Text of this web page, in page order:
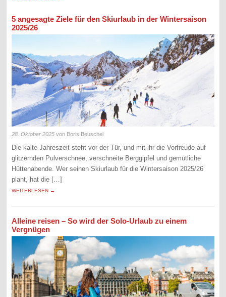
5 angesagte Ziele für den Skiurlaub in der Wintersaison
2025/26
28. Oktober 2025 von Boris Beuschel
Die kalte Jahreszeit steht vor der Tür, und mit ihr die Vorfreude auf
glitzernden Pulverschnee, verschneite Berggipfel und gemütliche
Hüttenabende. Wer seinen Skiurlaub für die Wintersaison 2025/26
plant, hat die […]
WEITERLESEN →
Alleine reisen – So wird der Solo-Urlaub zu einem
Vergnügen